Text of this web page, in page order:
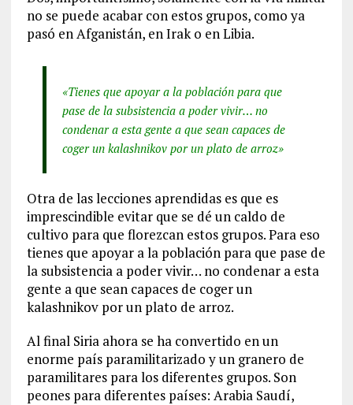
no se puede acabar con estos grupos, como ya
pasó en Afganistán, en Irak o en Libia.
«Tienes que apoyar a la población para que
pase de la subsistencia a poder vivir… no
condenar a esta gente a que sean capaces de
coger un kalashnikov por un plato de arroz»
Otra de las lecciones aprendidas es que es
imprescindible evitar que se dé un caldo de
cultivo para que florezcan estos grupos. Para eso
tienes que apoyar a la población para que pase de
la subsistencia a poder vivir… no condenar a esta
gente a que sean capaces de coger un
kalashnikov por un plato de arroz.
Al final Siria ahora se ha convertido en un
enorme país paramilitarizado y un granero de
paramilitares para los diferentes grupos. Son
peones para diferentes países: Arabia Saudí,